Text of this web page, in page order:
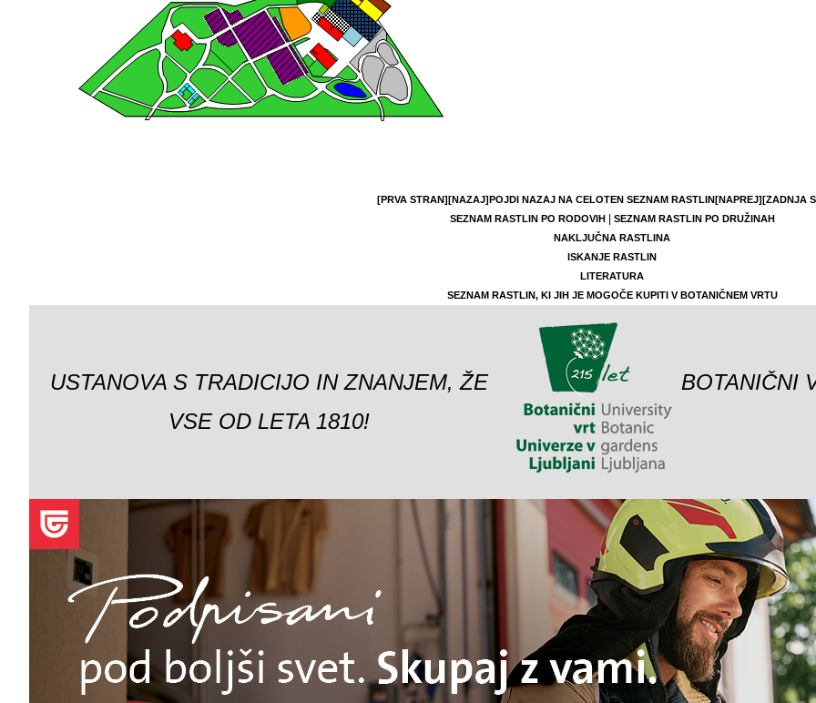
[PRVA STRAN][NAZAJ]POJDI NAZAJ NA CELOTEN SEZNAM RASTLIN[NAPREJ][ZADNJA
SEZNAM RASTLIN PO RODOVIH|
SEZNAM RASTLIN PO DRUŽINAH
NAKLJUČNA RASTLINA
ISKANJE RASTLIN
LITERATURA
SEZNAM RASTLIN, KI JIH JE MOGOČE KUPITI V BOTANIČNEM VRTU
USTANOVA S TRADICIJO IN ZNANJEM, ŽE
VSE OD LETA 1810!
BOTANIČNI